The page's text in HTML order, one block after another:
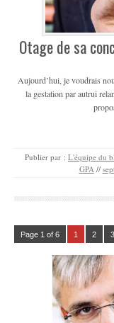
Otage de sa
Aujourd’hui, je voudrais
la gestation par autrui
Publier par : L'équipe du
GPA //
Page 1 of 6 1 2 3